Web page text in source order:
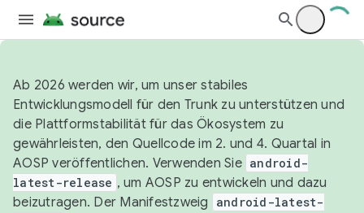
Ab 2026 werden wir, um unser stabiles
Entwicklungsmodell für den Trunk zu unterstützen und
die Plattformstabilität für das Ökosystem zu
gewährleisten, den Quellcode im 2. und 4. Quartal in
AOSP veröffentlichen. Verwenden Sie android-
latest-release , um AOSP zu entwickeln und dazu
beizutragen. Der Manifestzweig
android-latest-